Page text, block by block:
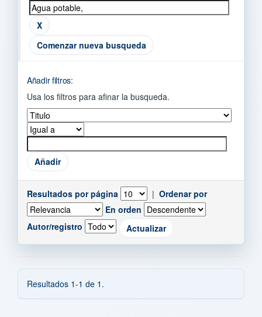
Comenzar nueva busqueda
Añadir filtros:
Usa los filtros para afinar la busqueda.
Resultados por página | Ordenar por
En orden
Autor/registro
Resultados 1-1 de 1.